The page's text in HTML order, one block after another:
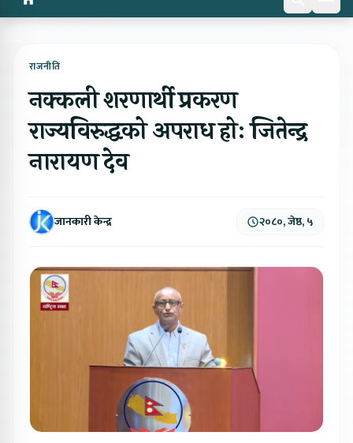
राजनीति
नक्कली शरणार्थी प्रकरण
राज्यविरुद्धको अपराध होः जितेन्द्र
नारायण देव
जानकारी केन्द्र २०८०, जेष्ठ, ५